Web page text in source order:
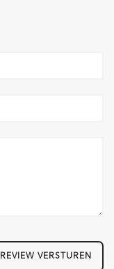
REVIEW VERSTUREN